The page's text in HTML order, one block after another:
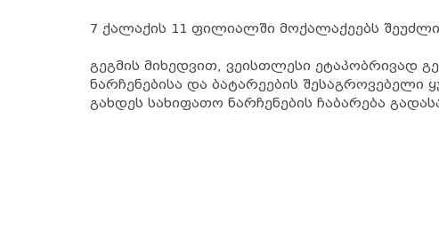
7 ქალაქის 11 ფილიალში მოქალაქეებს
გეგმის მიხედვით, ვეისთლესი ეტაპობრივად
ნარჩენებისა და ბატარეების
გახდეს სახიფათო ნარჩენების ჩაბარება